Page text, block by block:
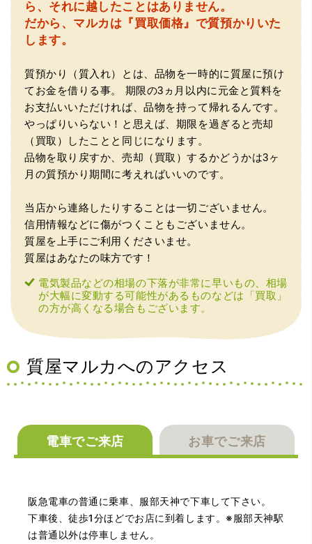
（大阪府門真市）他店ではメール見積もりの時点で数千
円〜1万程度の見積もりでしたが、こちらのメールでの見積
もりは倍以上ちがうので利用させて頂きました。 対応も丁
寧で良かったです。
（大阪市東淀川区）出来るだけ安く買取られるのかな…?と
いう不安が最初は有りましたが、面倒な営業トークも一切
（兵庫県宝塚市）預かって頂くときに持っていた方の宝石
も見て頂く事が出き、購入した商品の価値をいろいろ教え
何かあった時にはこちらでお願いしたいと思いました。
した。質屋さんはわりと利用して(主に中古品の購入)慣れて
いましたが、今までの質屋さんとは全く違う、とても良い
印象でした。何度でも伺いたくなりました。この度は、本
当にありがとうございました。
ら、それに越したことはありません。
だから、マルカは『買取価格』で質預かりいた
します。
質預かり（質入れ）とは、品物を一時的に質屋に預け
てお金を借りる事。
期限の3ヵ月以内に元金と質料を
お支払いいただければ、品物を持って帰れるんです。
やっぱりいらない！と思えば、期限を過ぎると売却
（買取）したことと同じになります。
品物を取り戻すか、売却（買取）するかどうかは3ヶ
月の質預かり期間に考えればいいのです。
当店から連絡したりすることは一切ございません。
信用情報などに傷がつくこともございません。
質屋を上手にご利用くださいませ。
質屋はあなたの味方です！
電気製品などの相場の下落が非常に早いもの、相場
が大幅に変動する可能性があるものなどは「買取」
の方が高くなる場合もございます。
質屋マルカへのアクセス
電車でご来店 お車でご来店
阪急電車の普通に乗車、服部天神で下車して下さい。
下車後、徒歩1分ほどでお店に到着します。※服部天神駅
は普通以外は停車しません。